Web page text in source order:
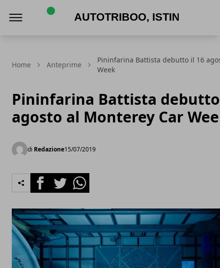
Home Anteprime
Pininfarina Battista debutto il 16
Week
Pininfarina Battista
agosto al Monterey Car
di Redazione15/07/2019
FacebookTwitterWhatsapp